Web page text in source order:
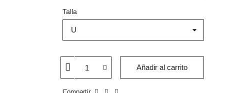
Talla
Añadir al carrito